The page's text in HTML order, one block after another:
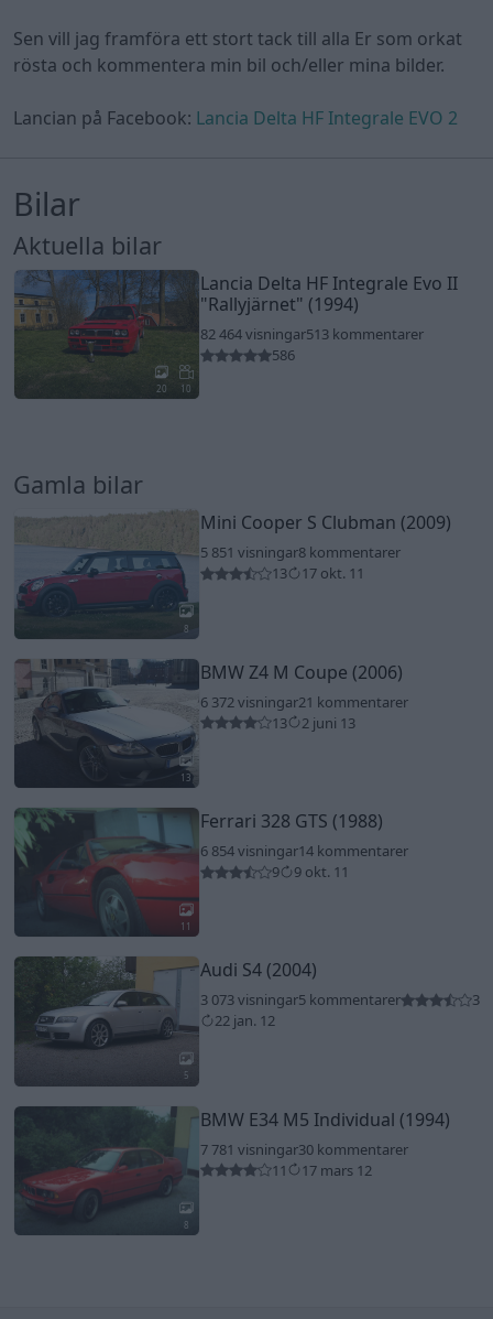
Sen vill jag framföra ett stort tack till alla Er som orkat
rösta och kommentera min bil och/eller mina bilder.
Lancian på Facebook: Lancia Delta HF Integrale EVO 2
Bilar
Aktuella bilar
20 10
Lancia Delta HF Integrale Evo II
"Rallyjärnet" (1994)
82 464 visningar513 kommentarer
586
Gamla bilar
8
Mini Cooper S Clubman (2009)
5 851 visningar8 kommentarer
13
17 okt. 11
13
BMW Z4 M Coupe (2006)
6 372 visningar21 kommentarer
13
2 juni 13
11
Ferrari 328 GTS (1988)
6 854 visningar14 kommentarer
9
9 okt. 11
5
Audi S4 (2004)
3 073 visningar5 kommentarer
3
22 jan. 12
8
BMW E34 M5 Individual (1994)
7 781 visningar30 kommentarer
11
17 mars 12